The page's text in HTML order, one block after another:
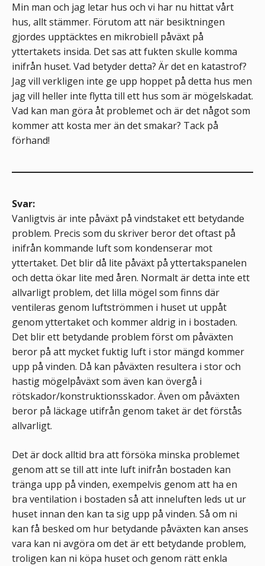
Min man och jag letar hus och vi har nu hittat vårt
hus, allt stämmer. Förutom att när besiktningen
gjordes upptäcktes en mikrobiell påväxt på
yttertakets insida. Det sas att fukten skulle komma
inifrån huset. Vad betyder detta? Är det en katastrof?
Jag vill verkligen inte ge upp hoppet på detta hus men
jag vill heller inte flytta till ett hus som är mögelskadat.
Vad kan man göra åt problemet och är det något som
kommer att kosta mer än det smakar? Tack på
förhand!
Svar:
Vanligtvis är inte påväxt på vindstaket ett betydande
problem. Precis som du skriver beror det oftast på
inifrån kommande luft som kondenserar mot
yttertaket. Det blir då lite påväxt på yttertakspanelen
och detta ökar lite med åren. Normalt är detta inte ett
allvarligt problem, det lilla mögel som finns där
ventileras genom luftströmmen i huset ut uppåt
genom yttertaket och kommer aldrig in i bostaden.
Det blir ett betydande problem först om påväxten
beror på att mycket fuktig luft i stor mängd kommer
upp på vinden. Då kan påväxten resultera i stor och
hastig mögelpåväxt som även kan övergå i
rötskador/konstruktionsskador. Även om påväxten
beror på läckage utifrån genom taket är det förstås
allvarligt.
Det är dock alltid bra att försöka minska problemet
genom att se till att inte luft inifrån bostaden kan
tränga upp på vinden, exempelvis genom att ha en
bra ventilation i bostaden så att inneluften leds ut ur
huset innan den kan ta sig upp på vinden. Så om ni
kan få besked om hur betydande påväxten kan anses
vara kan ni avgöra om det är ett betydande problem,
troligen kan ni köpa huset och genom rätt enkla